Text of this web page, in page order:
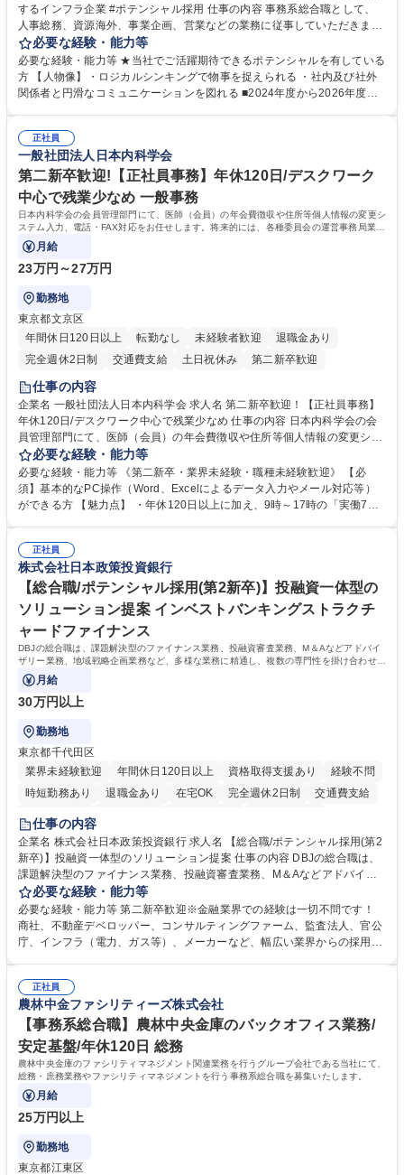
するインフラ企業 #ポテンシャル採用 仕事の内容 事務系総合職として、
人事総務、資源海外、事業企画、営業などの業務に従事していただきま
す。 【業務内容の一例】■所属事業部の勤労業務 ■海外に関係する各種業
務 ■営業部門の企画スタッフ、ルート営業 【キャリアパス】入社後の配属
ポジションで一定期間ご活躍頂いた後、本人の適性及び将来のキャリアを
鑑みてジョブローテーションを行います。 【育成】OJTでの現場育成や研
表するインフラ企業 #ポテンシャル採用
必要な経験・能力等
必要な経験・能力等 ★当社でご活躍期待できるポテンシャルを有している
方 【人物像】・ロジカルシンキングで物事を捉えられる ・社内及び社外
関係者と円滑なコミュニケーションを図れる ■2024年度から2026年度ま
72.html ■エネルギーセキュリティの不安定化や気候変動による自然災害の
甚大化など、これまで以上に社会課題解決の重要性が高まっています。
「未来の日常」の創造に向けて持続可能な社会の実現に貢献してまいりま
す。 学歴・資格 学歴：大学院 大学 語学力： 資格：
正社員
一般社団法人日本内科学会
第二新卒歓迎!【正社員事務】年休120日/デスクワーク
中心で残業少なめ 一般事務
日本内科学会の会員管理部門にて、医師（会員）の年会費徴収や住所等個人情報の変更シ
ステム入力、電話・FAX対応をお任せします。将来的には、各種委員会の運営事務局業務
などにも幅広く携わっていただきます。
月給
23万円～27万円
勤務地
東京都文京区
年間休日120日以上
転勤なし 未経験者歓迎
退職金あり
完全週休2日制
交通費支給 土日祝休み 第二新卒歓迎
仕事の内容
企業名 一般社団法人日本内科学会 求人名 第二新卒歓迎！【正社員事務】
年休120日/デスクワーク中心で残業少なめ 仕事の内容 日本内科学会の会
員管理部門にて、医師（会員）の年会費徴収や住所等個人情報の変更シス
テム入力、電話・FAX対応をお任せします。将来的には、各種委員会の運
営事務局業務などにも幅広く携わっていただきます。 【会員管理・データ
入力業務】 ・医師（会員）の住所変更、個人情報のシステム登録・更新
・年会費の徴収管理や入金データの照合確認 【問い合わせ対応】 ・会員
年休120日/デスクワーク中心で残業少なめ
必要な経験・能力等
必要な経験・能力等 《第二新卒・業界未経験・職種未経験歓迎》 【必
須】基本的なPC操作（Word、Excelによるデータ入力やメール対応等）
ができる方 【魅力点】 ・年休120日以上に加え、9時～17時の「実働7時
整、資料作成、当日の運営サポート 学歴・資格 学歴：大学院 大学 語学
力： 資格：
正社員
株式会社日本政策投資銀行
【総合職/ポテンシャル採用(第2新卒)】投融資一体型の
ソリューション提案 インベストバンキングストラクチ
ャードファイナンス
DBJの総合職は、課題解決型のファイナンス業務、投融資審査業務、M＆Aなどアドバイ
ザリー業務、地域戦略企画業務など、多様な業務に精通し、複数の専門性を掛け合わせて
広く社会に貢献していく職種です。
月給
30万円以上
勤務地
東京都千代田区
業界未経験歓迎
年間休日120日以上 資格取得支援あり
経験不問
時短勤務あり
退職金あり 在宅OK 完全週休2日制
交通費支給
駅近5分以内
食事補助あり
託児所あり
仕事の内容
企業名 株式会社日本政策投資銀行 求人名 【総合職/ポテンシャル採用(第2
新卒)】投融資一体型のソリューション提案 仕事の内容 DBJの総合職は、
課題解決型のファイナンス業務、投融資審査業務、M＆Aなどアドバイザ
リー業務、地域戦略企画業務など、多様な業務に精通し、複数の専門性を
掛け合わせて広く社会に貢献していく職種です。 入社後は、横断的なロー
テーションを経て適性や専門性に応じたキャリアを形成していただきま
す。総合職として入社いただき、下記いずれかの部門でご活躍いただきま
ート・ナレッジ業務 ※それぞれの業務内容に関しては、別途その他労働条
件備考欄に記載 募集職種 【総合職/ポテンシャル採用(第2新卒)】投融資一
体型のソリューション提案
必要な経験・能力等
必要な経験・能力等 第二新卒歓迎※金融業界での経験は一切不問です！
商社、不動産デベロッパー、コンサルティングファーム、監査法人、官公
庁、インフラ（電力、ガス等）、メーカーなど、幅広い業界からの採用実
く高い志を併せもった人材を求めています。ポテンシャル採用（第2新
卒）では、金融業界での経験や知識を問いません。新たな時代を見据え
て、複雑化する社会課題の解決に向けて先鞭をつける役割を担いたい、と
いう気概をお持ちの方を心待ちにしています。 学歴・資格 学歴：大学院
大学 語学力： 資格：
正社員
農林中金ファシリティーズ株式会社
【事務系総合職】農林中央金庫のバックオフィス業務/
安定基盤/年休120日 総務
農林中央金庫のファシリティマネジメント関連業務を行うグループ会社である当社にて、
総務・庶務業務やファシリティマネジメントを行う事務系総合職を募集いたします。
月給
25万円以上
勤務地
東京都江東区